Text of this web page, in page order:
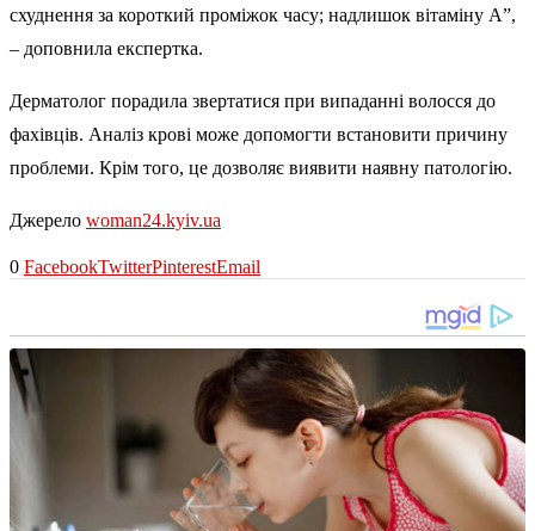
схуднення за короткий проміжок часу; надлишок вітаміну А”,
– доповнила експертка.
Дерматолог порадила звертатися при випаданні волосся до
фахівців. Аналіз крові може допомогти встановити причину
проблеми. Крім того, це дозволяє виявити наявну патологію.
Джерело woman24.kyiv.ua
0 FacebookTwitterPinterestEmail